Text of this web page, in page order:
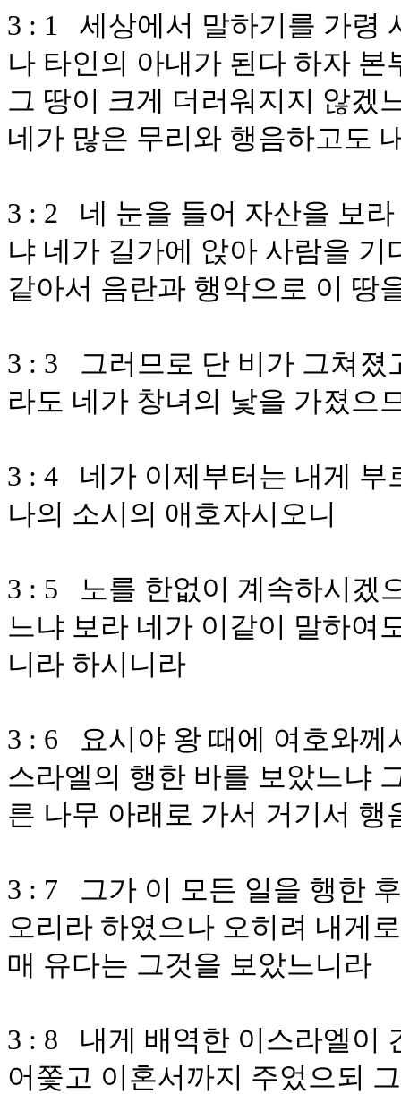
3 : 1 세상에서 말하기를 가령
나 타인의 아내가 된다 하자
그 땅이 크게 더러워지지 않겠
네가 많은 무리와 행음하고도
3 : 2 네 눈을 들어 자산을 보
냐 네가 길가에 앉아 사람을
같아서 음란과 행악으로 이 땅
3 : 3 그러므로 단 비가 그쳐졌
라도 네가 창녀의 낯을 가졌으
3 : 4 네가 이제부터는 내게 부
나의 소시의 애호자시오니
3 : 5 노를 한없이 계속하시겠
느냐 보라 네가 이같이 말하여
니라 하시니라
3 : 6 요시야 왕 때에 여호와께
스라엘의 행한 바를 보았느냐
른 나무 아래로 가서 거기서 행
3 : 7 그가 이 모든 일을 행한
오리라 하였으나 오히려 내게
매 유다는 그것을 보았느니라
3 : 8 내게 배역한 이스라엘이
어쫓고 이혼서까지 주었으되